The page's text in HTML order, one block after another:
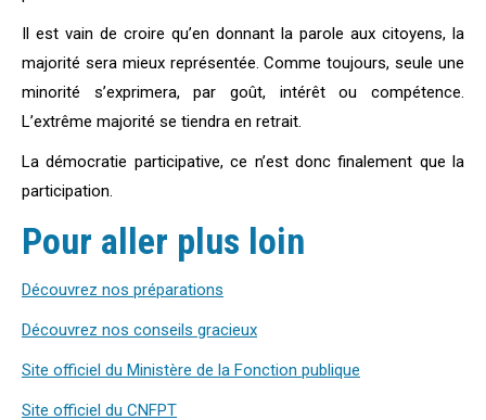
Il est vain de croire qu’en donnant la parole aux citoyens, la
majorité sera mieux représentée. Comme toujours, seule une
minorité s’exprimera, par goût, intérêt ou compétence.
L’extrême majorité se tiendra en retrait.
La démocratie participative, ce n’est donc finalement que la
participation.
Pour aller plus loin
Découvrez nos préparations
Découvrez nos conseils gracieux
Site officiel du Ministère de la Fonction publique
Site officiel du CNFPT